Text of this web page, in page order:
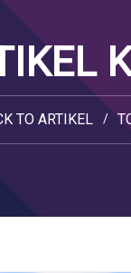
TO ARTIKEL